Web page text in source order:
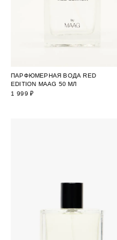
ПАРФЮМЕРНАЯ ВОДА RED
EDITION MAAG 50 МЛ
1 999 ₽